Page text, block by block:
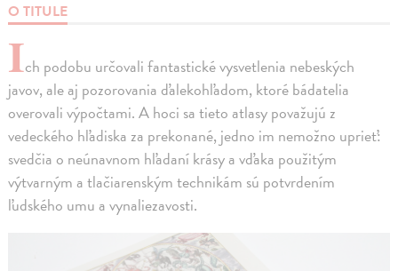
O TITULE
Ich podobu určovali fantastické vysvetlenia nebeských
javov, ale aj pozorovania ďalekohľadom, ktoré bádatelia
overovali výpočtami. A hoci sa tieto atlasy považujú z
vedeckého hľadiska za prekonané, jedno im nemožno uprieť:
svedčia o neúnavnom hľadaní krásy a vďaka použitým
výtvarným a tlačiarenským technikám sú potvrdením
ľudského umu a vynaliezavosti.